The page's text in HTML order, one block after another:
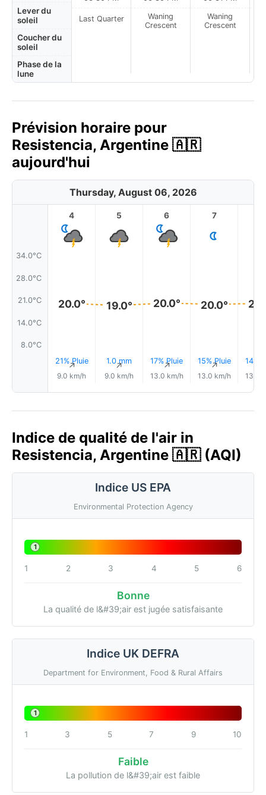
Lever du
soleil
Coucher du
soleil
Phase de la
lune
Last Quarter
Waning
Crescent
Waning
Crescent
Prévision horaire pour
Resistencia, Argentine 🇦🇷
aujourd'hui
Thursday, August 06, 2026
34.0°C
28.0°C
21.0°C
14.0°C
8.0°C
4
20.0°
21% Pluie
↑
9.0 km/h
5
19.0°
1.0 mm
↑
9.0 km/h
6
20.0°
17% Pluie
↑
13.0 km/h
7
20.0°
15% Pluie
↑
13.0 km/h
14%
13.0
Indice de qualité de l'air in
Resistencia, Argentine 🇦🇷 (AQI)
Indice US EPA
Environmental Protection Agency
1
1 2 3 4 5 6
Bonne
La qualité de l&#39;air est jugée satisfaisante
Indice UK DEFRA
Department for Environment, Food & Rural Affairs
1
1 3 5 7 9 10
Faible
La pollution de l&#39;air est faible